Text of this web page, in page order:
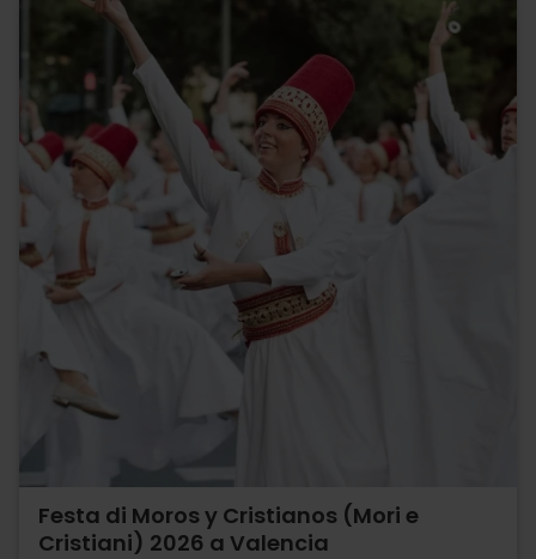
Festa di Moros y Cristianos (Mori e
Cristiani) 2026 a Valencia